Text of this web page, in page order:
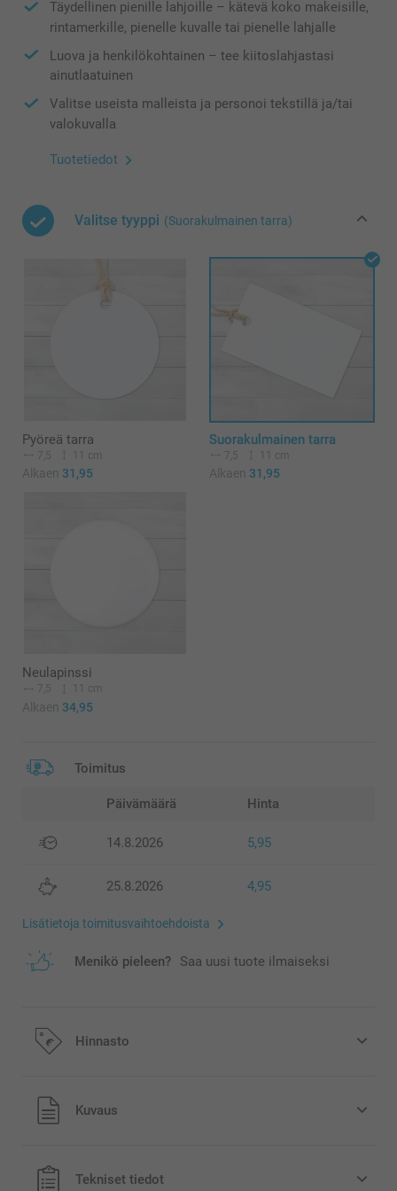
Täydellinen pienille lahjoille – kätevä koko makeisille,
rintamerkille, pienelle kuvalle tai pienelle lahjalle
Luova ja henkilökohtainen – tee kiitoslahjastasi
ainutlaatuinen
Valitse useista malleista ja personoi tekstillä ja/tai
valokuvalla
Tuotetiedot
Valitse tyyppi (Suorakulmainen tarra)
Pyöreä tarra
7,5 11 cm
Alkaen 31,95
Suorakulmainen tarra
7,5 11 cm
Alkaen 31,95
Neulapinssi
7,5 11 cm
Alkaen 34,95
Toimitus
Päivämäärä Hinta
14.8.2026 5,95
25.8.2026 4,95
Lisätietoja toimitusvaihtoehdoista
Menikö pieleen? Saa uusi tuote ilmaiseksi
Hinnasto
Kaikki hinnat ovat euroina, sisältävät arvonlisäveron ja
eivät sisällä postikuluja.
Kuvaus
Tekniset tiedot